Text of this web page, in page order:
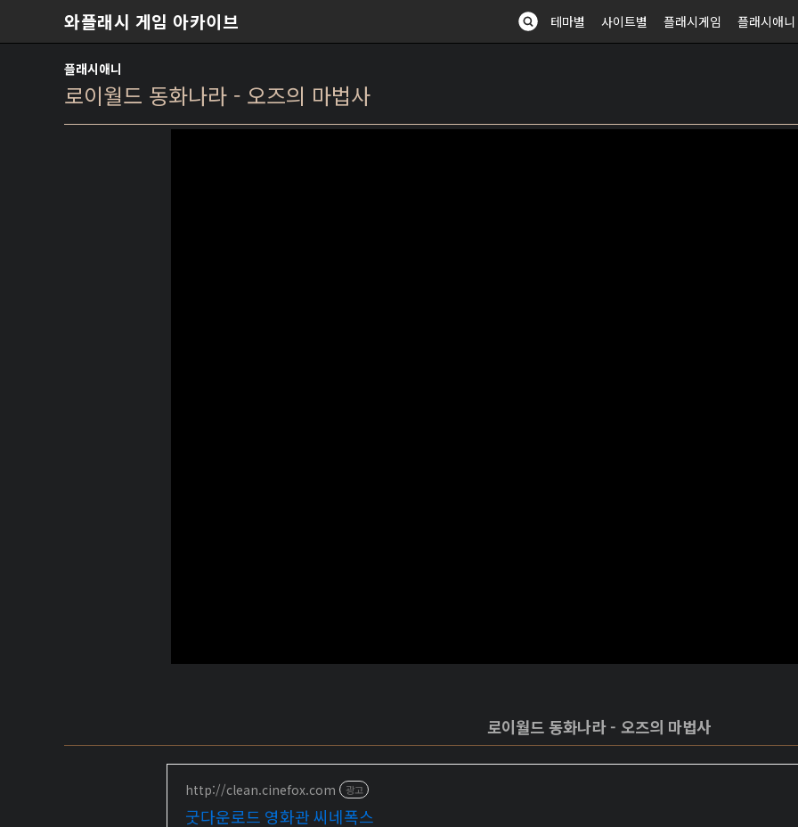
와플래시 게임 아카이브 테마별 사이트별 플래시게임 플래시애니
플래시애니
로이월드 동화나라 - 오즈의 마법사
로이월드 동화나라 - 오즈의 마법사
http://clean.cinefox.com 광고
굿다운로드 영화관 씨네폭스